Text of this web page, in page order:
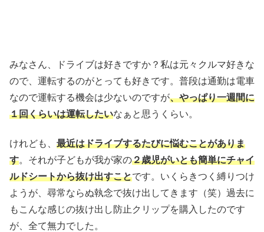
みなさん、ドライブは好きですか？私は元々クルマ好きな
ので、運転するのがとっても好きです。普段は通勤は電車
なので運転する機会は少ないのですが、やっぱり一週間に
１回くらいは運転したいなぁと思うくらい。
けれども、 最近はドライブするたびに悩むことがありま
す。それが子どもが我が家の２歳児がいとも簡単にチャイ
ルドシートから抜け出すことです。いくらきつく縛りつけ
ようが、尋常ならぬ執念で抜け出してきます（笑）過去に
もこんな感じの抜け出し防止クリップを購入したのです
が、全て無力でした。